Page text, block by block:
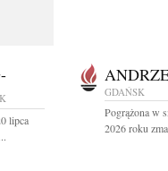
lipca
GDAŃSK
Pogrążona w
2026 roku